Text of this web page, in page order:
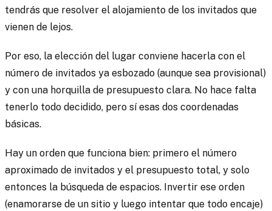
tendrás que resolver el alojamiento de los invitados que
vienen de lejos.
Por eso, la elección del lugar conviene hacerla con el
número de invitados ya esbozado (aunque sea provisional)
y con una horquilla de presupuesto clara. No hace falta
tenerlo todo decidido, pero sí esas dos coordenadas
básicas.
Hay un orden que funciona bien: primero el número
aproximado de invitados y el presupuesto total, y solo
entonces la búsqueda de espacios. Invertir ese orden
(enamorarse de un sitio y luego intentar que todo encaje)